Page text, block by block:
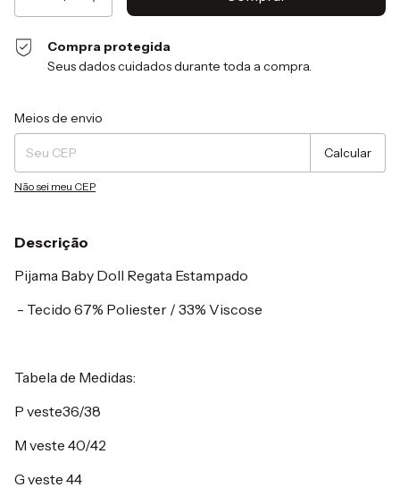
Compra protegida
Seus dados cuidados durante toda a compra.
Entregas para o CEP:
Meios de envio
Calcular
Não sei meu CEP
Descrição
Pijama Baby Doll Regata Estampado
- Tecido 67% Poliester / 33% Viscose
Tabela de Medidas:
P veste36/38
M veste 40/42
G veste 44